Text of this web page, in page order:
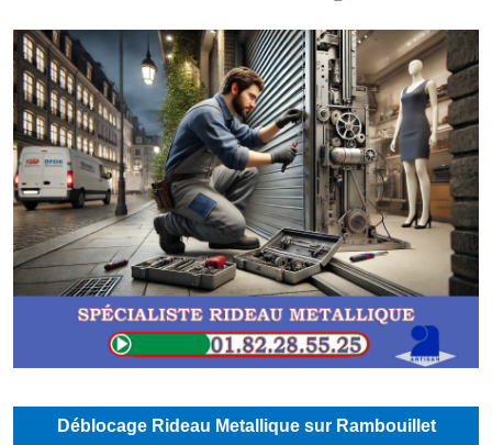
Déblocage Rideau Metallique sur Rambouillet